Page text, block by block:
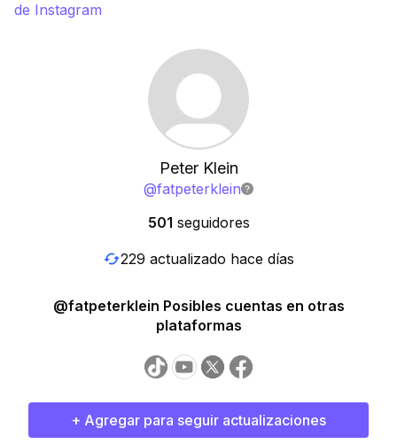
de Instagram
Peter Klein
@fatpeterklein
501 seguidores
229 actualizado hace días
@fatpeterklein Posibles cuentas en otras
plataformas
+ Agregar para seguir actualizaciones